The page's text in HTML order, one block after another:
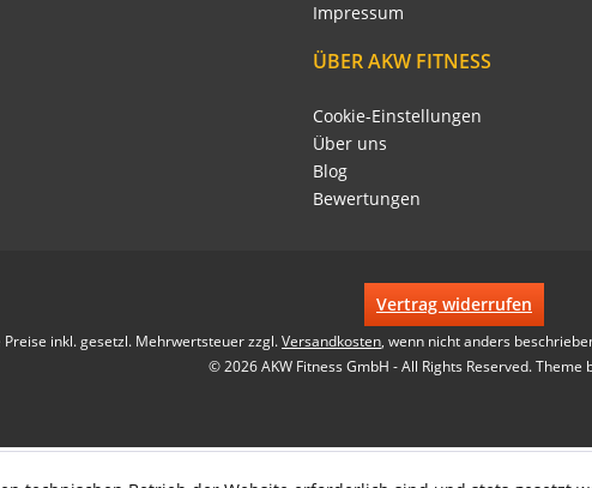
Impressum
ÜBER AKW FITNESS
Cookie-Einstellungen
Über uns
Blog
Bewertungen
Vertrag widerrufen
inkl. gesetzl. Mehrwertsteuer zzgl.Versandkosten, wenn nicht anders
© 2026 AKW Fitness GmbH - All Rights Reserved. Theme